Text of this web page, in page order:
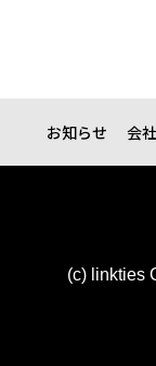
お知らせ 会
(c) linkties